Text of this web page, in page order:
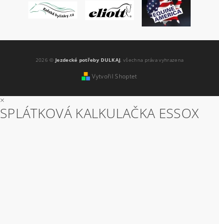
2026 © Jezdecké potřeby DULKAJ , všechna práva vyhrazena
Vytvořil Shoptet
×
SPLÁTKOVÁ KALKULAČKA ESSOX